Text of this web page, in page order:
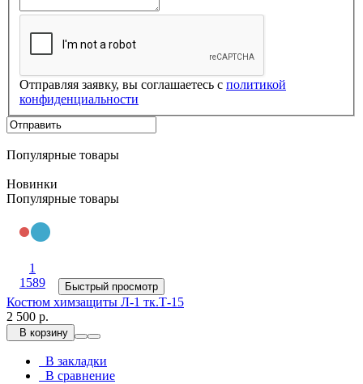
Отправляя заявку, вы соглашаетесь с политикой
конфиденциальности
Популярные товары
Новинки
Популярные товары
1
1589
Быстрый просмотр
Костюм химзащиты Л-1 тк.Т-15
2 500 р.
В корзину
В закладки
В сравнение